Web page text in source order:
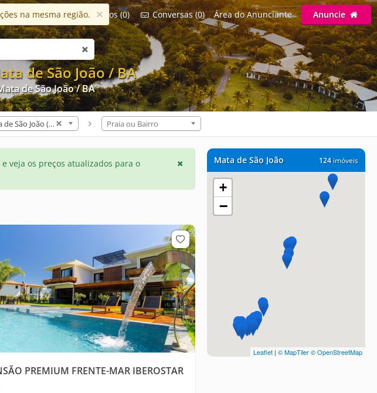
de São João / BA
de São João / BA
Blog Favoritos (0) Conversas (0) Área do Anunciante Anuncie
na mesma região. ×
Mata de São João (124) Praia ou Bairro
124imóveis
Mata de São João
+
−
Leaflet | © MapTiler© OpenStreetMap
e veja os preços atualizados para o
PREMIUM FRENTE-MAR IBEROSTAR